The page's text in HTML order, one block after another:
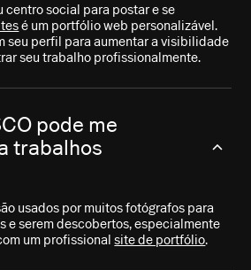
centro social para postar e se
é um portfólio web personalizável.
seu perfil para aumentar a visibilidade
seu trabalho profissionalmente.
pode me
trabalhos
usados por muitos fotógrafos para
e serem descobertos, especialmente
um profissionalsite de portfólio.